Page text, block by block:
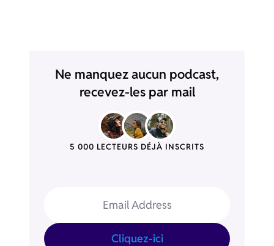
Ne manquez aucun podcast,
recevez-les par mail
5 000 LECTEURS DÉJÀ INSCRITS
Email Address
Cliquez-ici